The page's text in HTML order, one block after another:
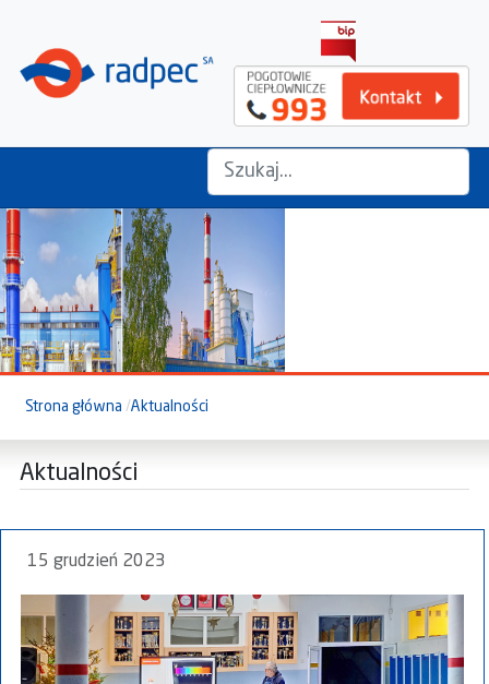
szukaj na stronie...
Strona główna Aktualności
Aktualności
15 grudzień 2023